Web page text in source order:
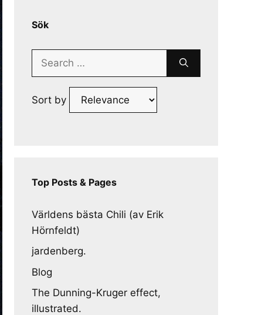
Sök
Search
Sort by
Top Posts & Pages
Världens bästa Chili (av Erik
Hörnfeldt)
jardenberg.
Blog
The Dunning-Kruger effect,
illustrated.